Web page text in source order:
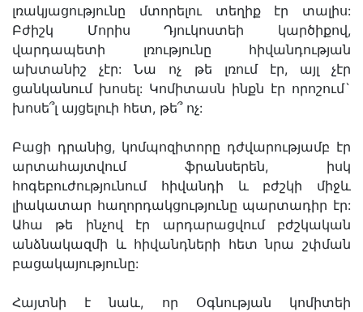
լռակյացությունը մտորելու տեղիք էր տալիս:
Բժիշկ Մորիս Դյուկոստեի կարծիքով,
վարդապետի լռությունը հիվանդության
ախտանիշ չէր: Նա ոչ թե լռում էր, այլ չէր
ցանկանում խոսել: Կոմիտասն ինքն էր որոշում`
խոսե՞լ այցելուի հետ, թե՞ ոչ:
Բացի դրանից, կոմպոզիտորը դժվարությամբ էր
արտահայտվում ֆրանսերեն, իսկ
հոգեբուժությունում հիվանդի և բժշկի միջև
լիակատար հաղորդակցությունը պարտադիր էր:
Ահա թե ինչով էր արդարացվում բժշկական
անձնակազմի և հիվանդների հետ նրա շփման
բացակայությունը:
Հայտնի է նաև, որ Օգնության կոմիտեի